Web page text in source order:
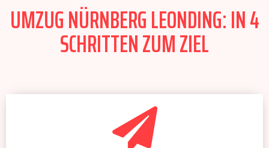
UMZUG NÜRNBERG LEONDING: IN 4
SCHRITTEN ZUM ZIEL